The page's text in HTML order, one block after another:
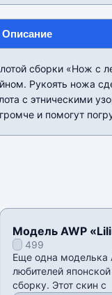
Описание
сборки «Нож с
Рукоять ножа
с этническими
и помогут
Модель AWP
499
Еще одна моделька
любителей
сборку. Этот скин с